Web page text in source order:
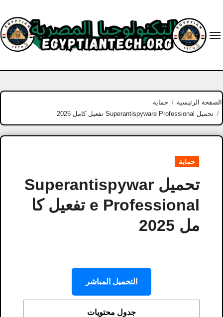
content
الصفحة الرئيسية
حماية
تحميل Superantispyware Professional تفعيل كامل 2025
حماية
تحميل Superantispywar
e Professional تفعيل كا
مل 2025
التحميل المباشر
جدول محتويات